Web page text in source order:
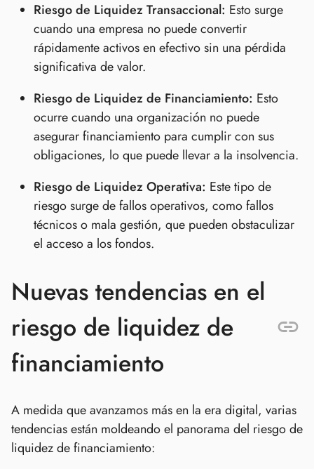
Riesgo de Liquidez Transaccional: Esto surge
cuando una empresa no puede convertir
rápidamente activos en efectivo sin una pérdida
significativa de valor.
Riesgo de Liquidez de Financiamiento: Esto
ocurre cuando una organización no puede
asegurar financiamiento para cumplir con sus
obligaciones, lo que puede llevar a la insolvencia.
Riesgo de Liquidez Operativa: Este tipo de
riesgo surge de fallos operativos, como fallos
técnicos o mala gestión, que pueden obstaculizar
el acceso a los fondos.
Nuevas tendencias en el
riesgo de liquidez de
financiamiento
A medida que avanzamos más en la era digital, varias
tendencias están moldeando el panorama del riesgo de
liquidez de financiamiento: